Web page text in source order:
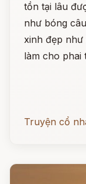
tồn tại lâu
như bóng
xinh đẹp như
làm cho phai
Truyện cổ